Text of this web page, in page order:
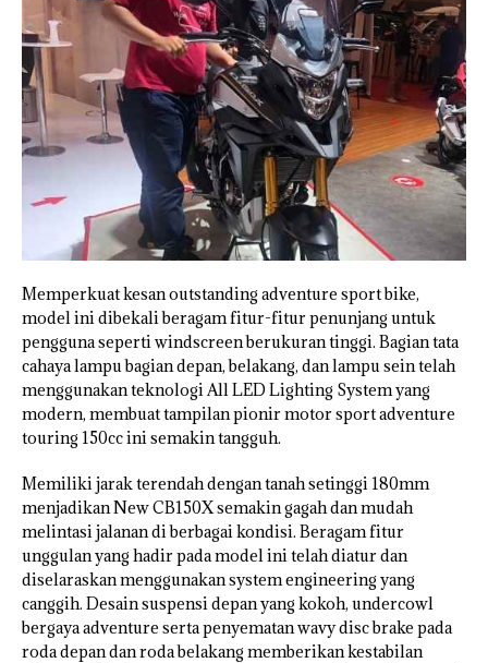
Memperkuat kesan outstanding adventure sport bike,
model ini dibekali beragam fitur-fitur penunjang untuk
pengguna seperti windscreen berukuran tinggi. Bagian tata
cahaya lampu bagian depan, belakang, dan lampu sein telah
menggunakan teknologi All LED Lighting System yang
modern, membuat tampilan pionir motor sport adventure
touring 150cc ini semakin tangguh.
Memiliki jarak terendah dengan tanah setinggi 180mm
menjadikan New CB150X semakin gagah dan mudah
melintasi jalanan di berbagai kondisi. Beragam fitur
unggulan yang hadir pada model ini telah diatur dan
diselaraskan menggunakan system engineering yang
canggih. Desain suspensi depan yang kokoh, undercowl
bergaya adventure serta penyematan wavy disc brake pada
roda depan dan roda belakang memberikan kestabilan